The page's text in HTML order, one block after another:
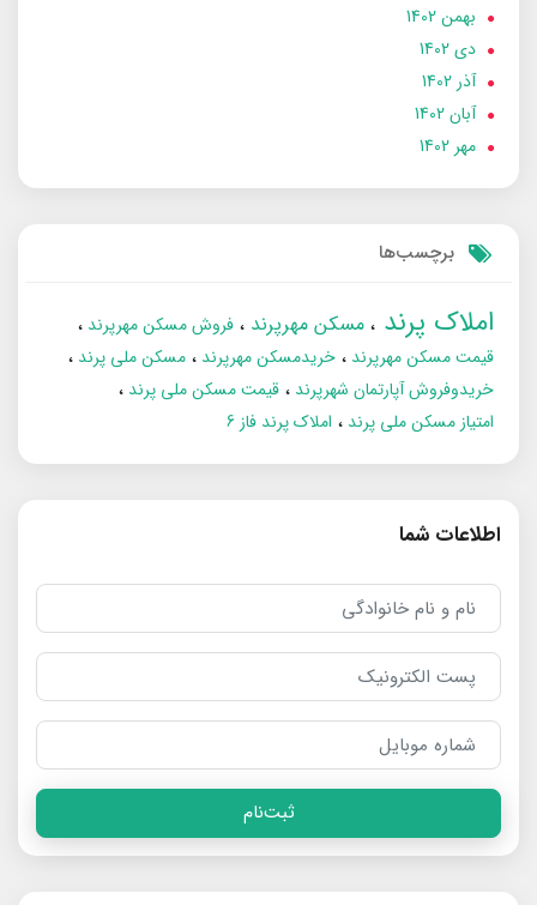
بهمن 1402
دی 1402
آذر 1402
آبان 1402
مهر 1402
برچسب‌ها
املاک پرند مسکن مهرپرند
فروش مسکن مهرپرند
قیمت مسکن مهرپرند
خریدمسکن مهرپرند
مسکن ملی پرند
خریدوفروش آپارتمان شهرپرند
قیمت مسکن ملی پرند
امتیاز مسکن ملی پرند
املاک پرند فاز 6
اطلاعات شما
ثبت‌نام